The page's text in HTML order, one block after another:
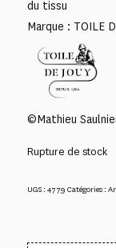
du tissu
Marque : TOILE
©Mathieu
Rupture de stock
UGS :4779 Catégories :